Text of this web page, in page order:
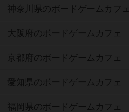
神奈川県のボードゲームカフェ
大阪府のボードゲームカフェ
京都府のボードゲームカフェ
愛知県のボードゲームカフェ
福岡県のボードゲームカフェ